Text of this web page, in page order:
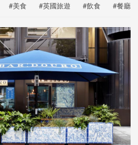
#美食 #英國旅遊 #飲食 #餐廳